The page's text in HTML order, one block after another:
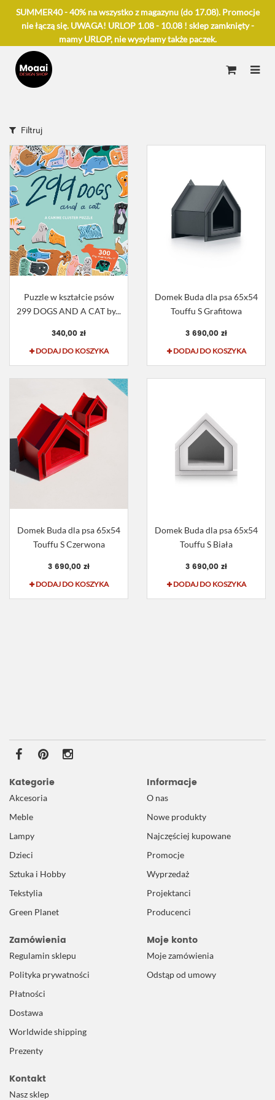
SUMMER40 - 40% na wszystko z magazynu (do 17.08). Promocje
nie łączą się. UWAGA! URLOP 1.08 - 10.08 ! sklep zamknięty -
mamy URLOP, nie wysyłamy także paczek.
Filtruj
Puzzle w kształcie psów
299 DOGS AND A CAT by...
340,00 zł
DODAJ DO KOSZYKA
Domek Buda dla psa 65x54
Touffu S Grafitowa
3 690,00 zł
DODAJ DO KOSZYKA
Domek Buda dla psa 65x54
Touffu S Czerwona
3 690,00 zł
DODAJ DO KOSZYKA
Domek Buda dla psa 65x54
Touffu S Biała
3 690,00 zł
DODAJ DO KOSZYKA
Kategorie
Akcesoria
Meble
Lampy
Dzieci
Sztuka i Hobby
Tekstylia
Green Planet
Informacje
O nas
Nowe produkty
Najczęściej kupowane
Promocje
Wyprzedaż
Projektanci
Producenci
Zamówienia
Regulamin sklepu
Polityka prywatności
Płatności
Dostawa
Worldwide shipping
Prezenty
Moje konto
Moje zamówienia
Odstąp od umowy
Kontakt
Nasz sklep